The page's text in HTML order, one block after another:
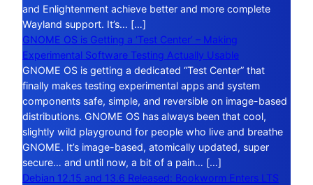
and Enlightenment achieve better and more complete
Wayland support. It’s… […]
GNOME OS is Getting a ‘Test Center’ – Making
Experimental Software Testing Actually Usable
GNOME OS is getting a dedicated “Test Center” that
finally makes testing experimental apps and system
components safe, simple, and reversible on image-based
distributions. GNOME OS has always been that cool,
slightly wild playground for people who live and breathe
GNOME. It’s image-based, atomically updated, super
secure… and until now, a bit of a pain… […]
Debian 12.15 and 13.6 Released: Bookworm Enters LTS